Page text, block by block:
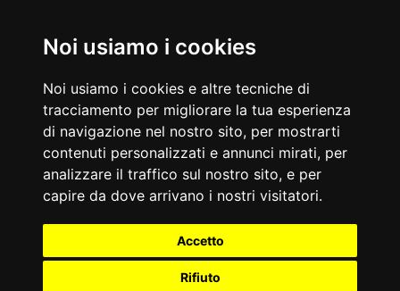
Noi usiamo i cookies
Noi usiamo i cookies e altre tecniche di
tracciamento per migliorare la tua esperienza
di navigazione nel nostro sito, per mostrarti
contenuti personalizzati e annunci mirati, per
analizzare il traffico sul nostro sito, e per
capire da dove arrivano i nostri visitatori.
Accetto
Rifiuto
#GALLERIA
FWX-7200 ABDOMINAL
CRUNCH
Tagga le tue foto e video con
#toorxprofessional #laforzadellasolidità
entra a far parte della comuninità